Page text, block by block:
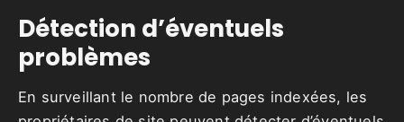
Détection d’éventuels
problèmes
En surveillant le nombre de pages indexées, les